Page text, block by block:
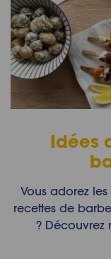
Idées
Vous adorez
recettes de
? Découvrez